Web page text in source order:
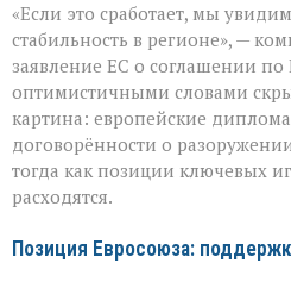
«Если это сработает, мы
стабильность в регионе», —
заявление ЕС о соглашении по
оптимистичными словами
картина: европейские
договорённости о
тогда как позиции ключевых
расходятся.
Позиция Евросоюза: